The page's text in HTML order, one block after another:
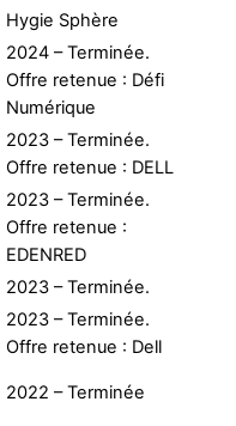
Hygie Sphère
2024 – Terminée.
Offre retenue : Défi
Numérique
2023 – Terminée.
Offre retenue : DELL
2023 – Terminée.
Offre retenue :
EDENRED
2023 – Terminée.
2023 – Terminée.
Offre retenue : Dell
2022 – Terminée